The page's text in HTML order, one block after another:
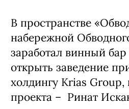
В пространстве
набережной
заработал винный
открыть заведение
холдингу Krias Group,
проекта – Ринат